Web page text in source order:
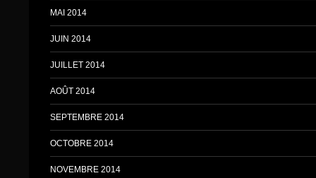
MAI 2014
JUIN 2014
JUILLET 2014
AOÛT 2014
SEPTEMBRE 2014
OCTOBRE 2014
NOVEMBRE 2014